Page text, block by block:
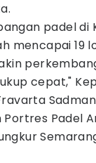
padel di
mencapai 19
cepat,"
Padel